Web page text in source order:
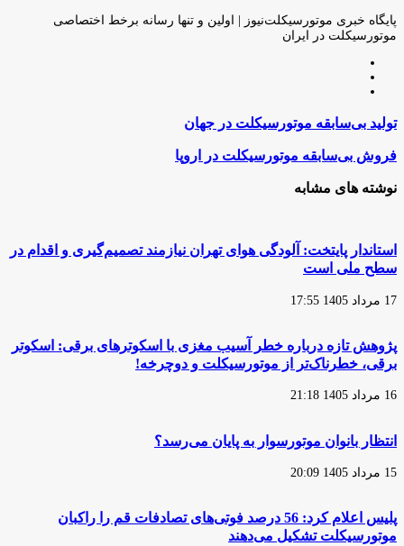
ایمیل
پایگاه خبری موتورسیکلت‌نیوز | اولین و تنها رسانه برخط اختصاصی
موتورسیکلت در ایران
تولید
بی‌سابقه
موتورسیکلت
در
جهان
تولید بی‌سابقه موتورسیکلت در جهان
فروش
موتورسیکلت
در
فروش بی‌سابقه موتورسیکلت در اروپا
نوشته های مشابه
استاندار پایتخت: آلودگی هوای تهران نیازمند تصمیم‌گیری و اقدام در
سطح ملی است
17 مرداد 1405 17:55
پژوهش تازه درباره خطر آسیب مغزی با اسکوترهای برقی: اسکوتر
برقی، خطرناک‌تر از موتورسیکلت و دوچرخه!
16 مرداد 1405 21:18
انتظار بانوان موتورسوار به پایان می‌رسد؟
15 مرداد 1405 20:09
پلیس اعلام کرد: 56 درصد فوتی‌های تصادفات قم را راکبان
موتورسیکلت تشکیل می‌دهند